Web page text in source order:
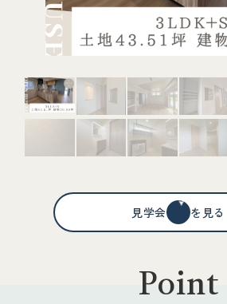
見学会情報を見る
Point